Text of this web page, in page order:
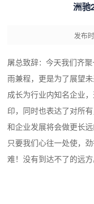
洲驰
发布
屠总致辞： 今天我们齐
雨兼程，更是为了展望
成长为行业内知名企业
印，同时也表达了对所
和企业发展将会做更长
只要我们心往一处使，
难！没有到达不了的远方